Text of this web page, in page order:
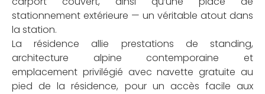
stationnement extérieure — un véritable atout dans
la station.
La résidence allie prestations de standing,
architecture alpine contemporaine et
emplacement privilégié avec navette gratuite au
pied de la résidence, pour un accès facile aux